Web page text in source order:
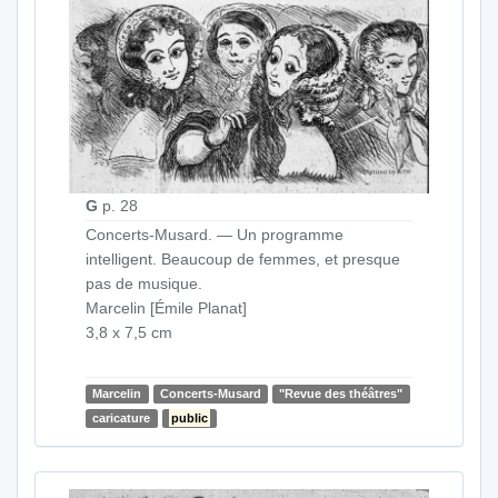
G p. 28
Concerts-Musard. — Un programme
intelligent. Beaucoup de femmes, et presque
pas de musique.
Marcelin [Émile Planat]
3,8 x 7,5 cm
Marcelin Concerts-Musard
"Revue des théâtres"
caricature
public